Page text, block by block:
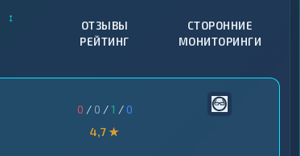
↕
ОТЗЫВЫ
РЕЙТИНГ
СТОРОННИЕ
МОНИТОРИНГИ
0 / 0 /1 /0
4,7 ★